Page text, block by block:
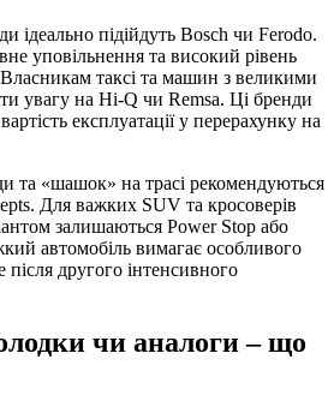
ідеально підійдуть Bosch чи Ferodo.
уповільнення та високий рівень
таксі та машин з великими
увагу на Hi-Q чи Remsa. Ці бренди
експлуатації у перерахунку на
та «шашок» на трасі рекомендуються
Для важких SUV та кросоверів
залишаються Power Stop або
автомобіль вимагає особливого
другого інтенсивного
чи аналоги – що